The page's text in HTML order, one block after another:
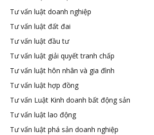
Tư vấn luật doanh nghiệp
Tư vấn luật đất đai
Tư vấn luật đầu tư
Tư vấn luật giải quyết tranh chấp
Tư vấn luật hôn nhân và gia đình
Tư vấn luật hợp đồng
Tư vấn Luật Kinh doanh bất động sản
Tư vấn luật lao động
Tư vấn luật phá sản doanh nghiệp